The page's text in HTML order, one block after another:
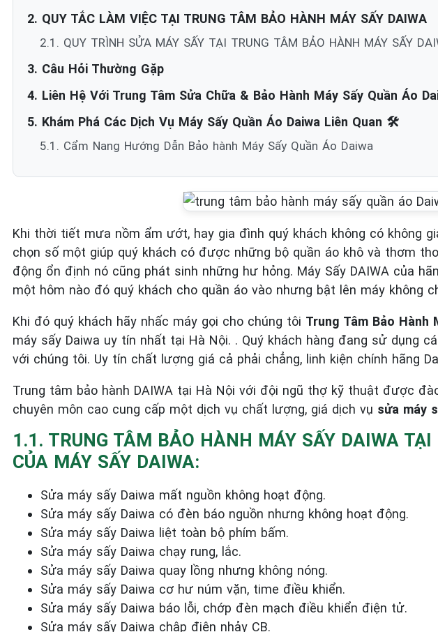
2. QUY TẮC LÀM VIỆC TẠI TRUNG TÂM BẢO HÀNH MÁY SẤY DAIWA
2.1. QUY TRÌNH SỬA MÁY SẤY TẠI TRUNG TÂM BẢO HÀNH MÁY SẤY
3. Câu Hỏi Thường Gặp
4. Liên Hệ Với Trung Tâm Sửa Chữa & Bảo Hành Máy Sấy Quần Áo
5. Khám Phá Các Dịch Vụ Máy Sấy Quần Áo Daiwa Liên Quan 🛠️
5.1. Cẩm Nang Hướng Dẫn Bảo hành Máy Sấy Quần Áo Daiwa
Khi thời tiết mưa nồm ẩm ướt, hay gia đình quý khách không có không
chọn số một giúp quý khách có được những bộ quần áo khô và thơm
động ổn định nó cũng phát sinh những hư hỏng. Máy Sấy DAIWA của
một hôm nào đó quý khách cho quần áo vào nhưng bật lên máy không
Khi đó quý khách hãy nhấc máy gọi cho chúng tôi Trung Tâm Bảo Hành
máy sấy Daiwa uy tín nhất tại Hà Nội. . Quý khách hàng đang sử dụng
với chúng tôi. Uy tín chất lượng giá cả phải chẳng, linh kiện chính hãng
Trung tâm bảo hành DAIWA tại Hà Nội với đội ngũ thợ kỹ thuật được
chuyên môn cao cung cấp một dịch vụ chất lượng, giá dịch vụ sửa máy
1.1. TRUNG TÂM BẢO HÀNH MÁY SẤY DAIWA
CỦA MÁY SẤY DAIWA:
Sửa máy sấy Daiwa mất nguồn không hoạt động.
Sửa máy sấy Daiwa có đèn báo nguồn nhưng không hoạt động.
Sửa máy sấy Daiwa liệt toàn bộ phím bấm.
Sửa máy sấy Daiwa chạy rung, lắc.
Sửa máy sấy Daiwa quay lồng nhưng không nóng.
Sửa máy sấy Daiwa cơ hư núm vặn, time điều khiển.
Sửa máy sấy Daiwa báo lỗi, chớp đèn mạch điều khiển điện tử.
Sửa máy sấy Daiwa chập điện nhảy CB.